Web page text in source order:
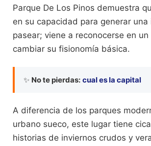
Parque De Los Pinos demuestra
en su capacidad para generar
pasear; viene a reconocerse en
cambiar su fisionomía básica.
✨ No te pierdas: cual es la capital
A diferencia de los parques
urbano sueco, este lugar tiene
historias de inviernos crudos y